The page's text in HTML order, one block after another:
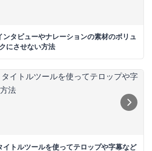
タビューやナレーションの素材のボリュ
にさせない方法
トルツールを使ってテロップや字幕など